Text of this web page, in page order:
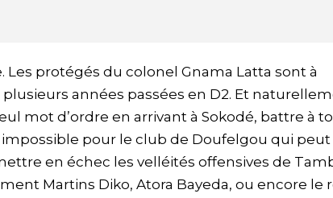
Les protégés du colonel Gnama Latta sont à
années passées en D2. Et
mot d’ordre en arrivant à Sokodé, battre à
pour le club de Doufelgou qui peut
en échec les velléités offensives de
Martins Diko, Atora Bayeda, ou encore le